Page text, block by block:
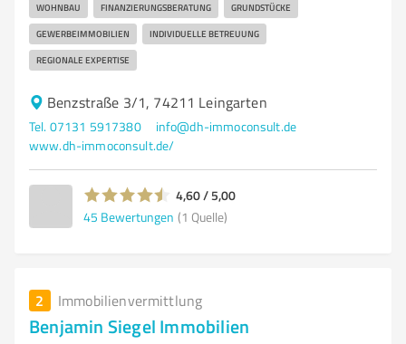
WOHNBAU FINANZIERUNGSBERATUNG GRUNDSTÜCKE
GEWERBEIMMOBILIEN INDIVIDUELLE BETREUUNG
REGIONALE EXPERTISE
Benzstraße 3/1, 74211 Leingarten
Tel. 07131 5917380
info@dh-immoconsult.de
www.dh-immoconsult.de/
4,60 / 5,00
45 Bewertungen (1 Quelle)
2 Immobilienvermittlung
Benjamin Siegel Immobilien